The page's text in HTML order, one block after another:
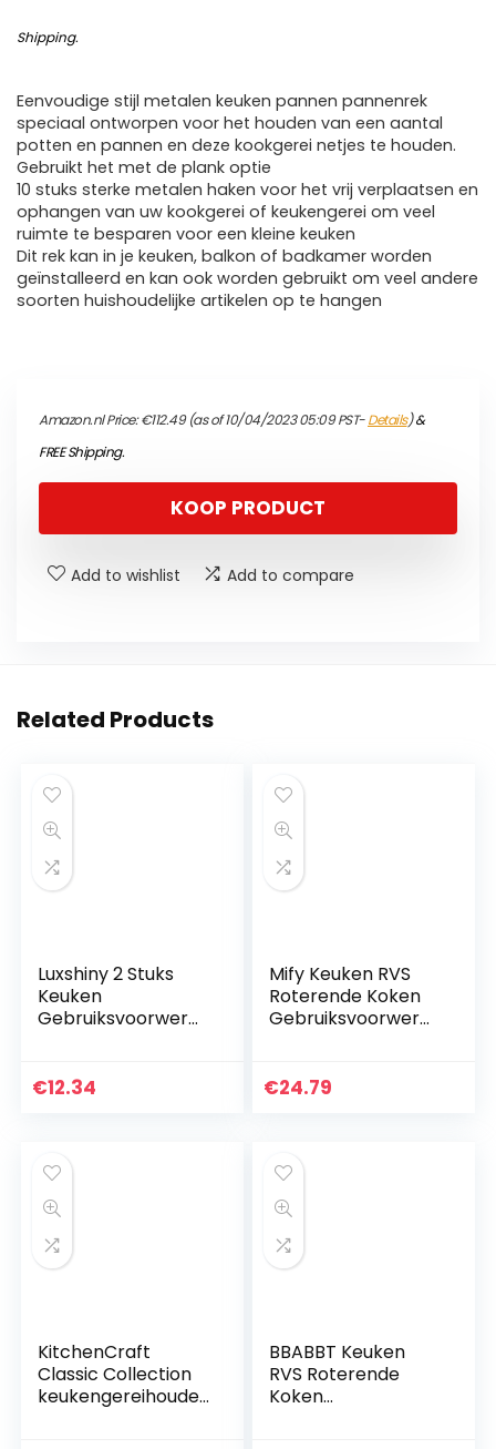
Shipping.
Eenvoudige stijl metalen keuken pannen pannenrek
speciaal ontworpen voor het houden van een aantal
potten en pannen en deze kookgerei netjes te houden.
Gebruikt het met de plank optie
10 stuks sterke metalen haken voor het vrij verplaatsen en
ophangen van uw kookgerei of keukengerei om veel
ruimte te besparen voor een kleine keuken
Dit rek kan in je keuken, balkon of badkamer worden
geïnstalleerd en kan ook worden gebruikt om veel andere
soorten huishoudelijke artikelen op te hangen
Amazon.nl Price:€112.49(as of 10/04/2023 05:09 PST-Details)&
FREE Shipping.
KOOP PRODUCT
Add to wishlist Add to compare
Related Products
Luxshiny 2 Stuks
Keuken
Gebruiksvoorwerp
Crock Plastic
€12.34
Mify Keuken RVS
Roterende Koken
Gebruiksvoorwerp,
Gebruiksvoorwerp
€24.79
KitchenCraft
Classic Collection
keukengereihouder
BBABBT Keuken
RVS Roterende
Koken